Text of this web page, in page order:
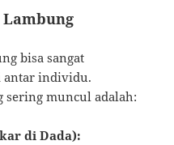
Lambung
bisa sangat
antar individu.
sering muncul adalah:
di Dada):